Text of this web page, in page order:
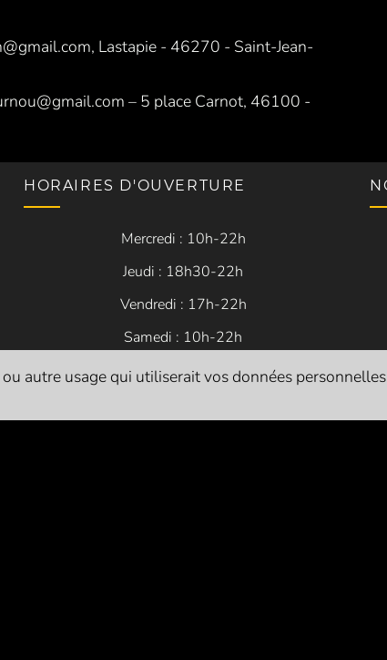
Lastapie - 46270 - Saint-Jean-
– 5 place Carnot, 46100 -
HORAIRES D'OUVERTURE
Mercredi : 10h-22h
Jeudi : 18h30-22h
Vendredi : 17h-22h
Samedi : 10h-22h
autre usage qui utiliserait vos données